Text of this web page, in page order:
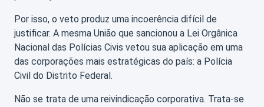
Por isso, o veto produz uma incoerência difícil de
justificar. A mesma União que sancionou a Lei Orgânica
Nacional das Polícias Civis vetou sua aplicação em uma
das corporações mais estratégicas do país: a Polícia
Civil do Distrito Federal.
Não se trata de uma reivindicação corporativa. Trata-se